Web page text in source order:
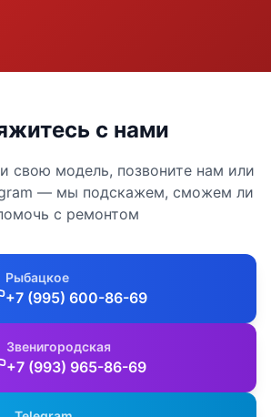
с нами
свою модель, позвоните нам или
— мы подскажем, сможем ли
с ремонтом
Рыбацкое
+7 (995) 600-86-69
Звенигородская
+7 (993) 965-86-69